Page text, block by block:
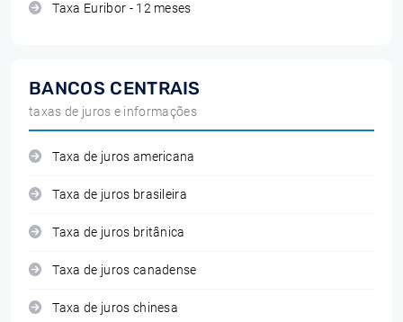
Taxa Euribor - 12 meses
BANCOS CENTRAIS
taxas de juros e informações
Taxa de juros americana
Taxa de juros brasileira
Taxa de juros britânica
Taxa de juros canadense
Taxa de juros chinesa